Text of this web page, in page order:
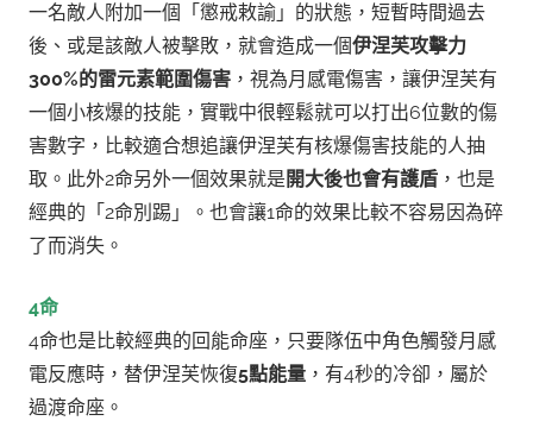
一名敵人附加一個「懲戒敕諭」的狀態，短暫時間過去
後、或是該敵人被擊敗，就會造成一個伊涅芙攻擊力
300%的雷元素範圍傷害 ，視為月感電傷害，讓伊涅芙有
一個小核爆的技能，實戰中很輕鬆就可以打出6位數的傷
害數字，比較適合想追讓伊涅芙有核爆傷害技能的人抽
取。此外2命另外一個效果就是 開大後也會有護盾 ，也是
經典的「2命別踢」。也會讓1命的效果比較不容易因為碎
了而消失。
4命
4命也是比較經典的回能命座，只要隊伍中角色觸發月感
電反應時，替伊涅芙恢復5點能量 ，有4秒的冷卻，屬於
過渡命座。